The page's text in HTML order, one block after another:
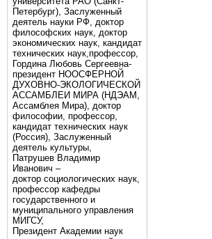
Петербург), Заслуженный
деятель науки РФ, доктор
философских наук, доктор
экономических наук, кандидат
технических наук,профессор,
Гордина Любовь Сергеевна-
президент НООСФЕРНОЙ
ДУХОВНО-ЭКОЛОГИЧЕСКОЙ
АССАМБЛЕИ МИРА (НДЭАМ,
Ассамблея Мира), доктор
философии, профессор,
кандидат технических наук
(Россия), Заслуженный
деятель культуры,
Патрушев Владимир
Иванович –
доктор социологических наук,
профессор кафедры
государственного и
муниципального управления
МИГСУ,
Президент Академии наук